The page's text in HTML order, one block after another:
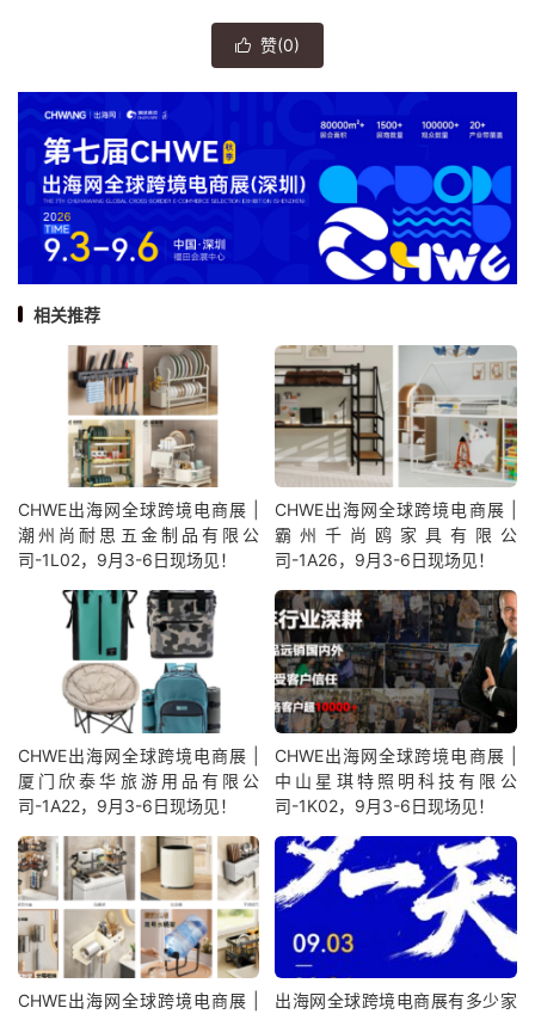
 赞(0)
相关推荐
CHWE出海网全球跨境电商展 |
潮州尚耐思五金制品有限公
司-1L02，9月3-6日现场见！
CHWE出海网全球跨境电商展 |
霸州千尚鸥家具有限公
司-1A26，9月3-6日现场见！
CHWE出海网全球跨境电商展 |
厦门欣泰华旅游用品有限公
司-1A22，9月3-6日现场见！
CHWE出海网全球跨境电商展 |
中山星琪特照明科技有限公
司-1K02，9月3-6日现场见！
CHWE出海网全球跨境电商展 |
出海网全球跨境电商展有多少家